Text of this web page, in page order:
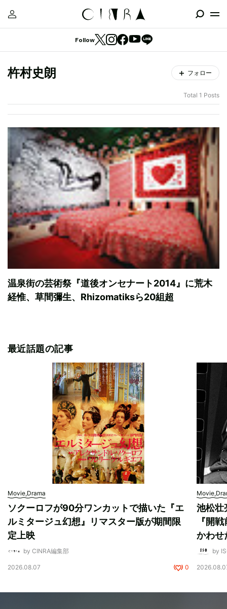
Follow
杵村史朗 フォロー
Total 1 Posts
温泉街の芸術祭『道後オンセナート2014』に荒木
経惟、草間彌生、Rhizomatiksら20組超
最近話題の記事
Movie,Drama
ソクーロフが90分ワンカットで描いた『エ
ルミタージュ幻想』リマスター版が期間限
定上映
by CINRA編集部
2026.08.07 0
池松壮
『開
かわせ
by